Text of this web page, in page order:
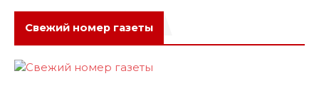
Свежий номер газеты